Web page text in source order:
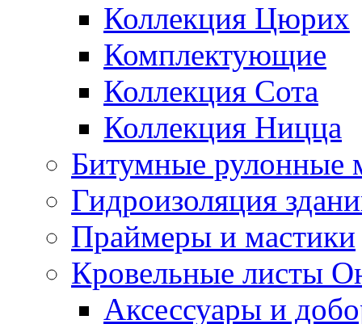
Коллекция Цюрих
Комплектующие
Коллекция Сота
Коллекция Ницца
Битумные рулонные
Гидроизоляция
Праймеры и мастики
Кровельные листы
Аксессуары и